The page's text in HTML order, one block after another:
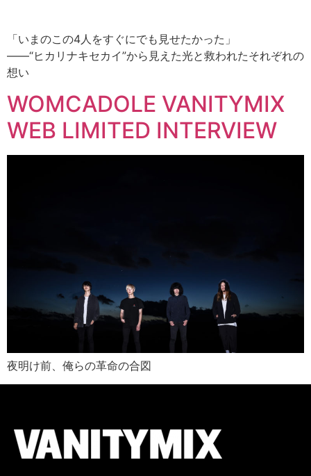
「いまのこの4人をすぐにでも見せたかった」
――“ヒカリナキセカイ”から見えた光と救われたそれぞれの
想い
WOMCADOLE VANITYMIX
WEB LIMITED INTERVIEW
夜明け前、俺らの革命の合図